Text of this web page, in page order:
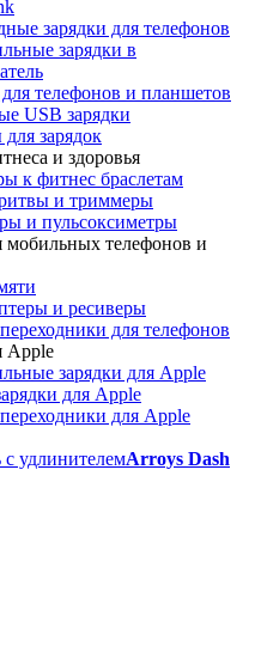
зарядки для телефонов
зарядки в
телефонов и планшетов
USB зарядки
зарядок
и здоровья
к фитнес браслетам
и триммеры
и пульсоксиметры
мобильных телефонов и
и ресиверы
для телефонов
Apple
зарядки для Apple
для Apple
для Apple
удлинителемArroys Dash